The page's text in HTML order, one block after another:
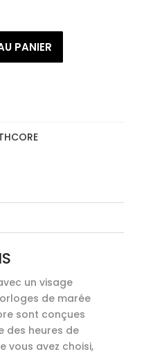
PANIER
un visage
de marée
sont conçues
des heures de
vous avez choisi,